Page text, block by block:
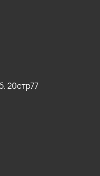
20стр77